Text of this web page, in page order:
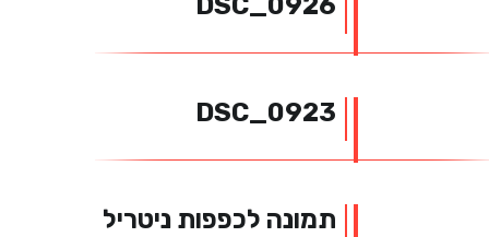
DSC_0923
תמונה לכפפות ניטריל